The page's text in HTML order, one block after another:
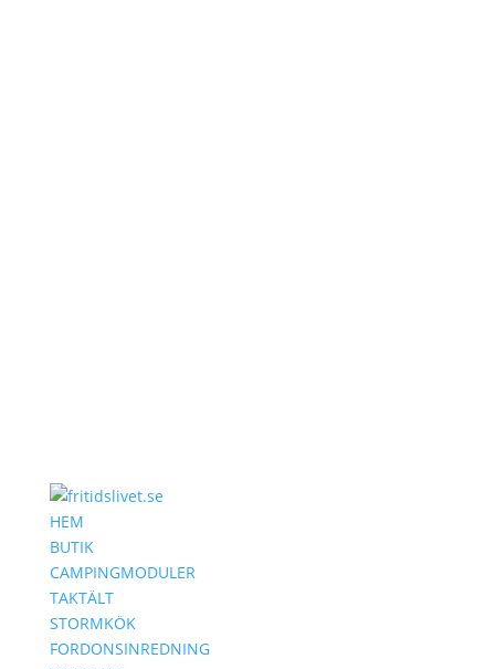
HEM
BUTIK
CAMPINGMODULER
TAKTÄLT
STORMKÖK
FORDONSINREDNING